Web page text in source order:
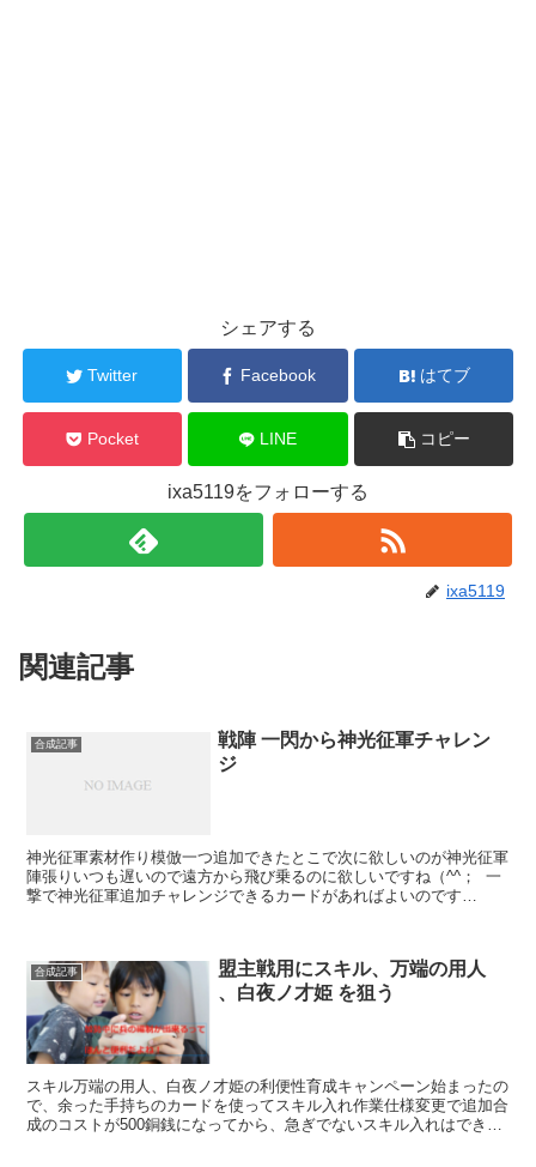
シェアする
Twitter Facebook はてブ
Pocket LINE コピー
ixa5119をフォローする
ixa5119
関連記事
合成記事
戦陣 一閃から神光征軍チャレン
ジ
神光征軍素材作り模倣一つ追加できたとこで次に欲しいのが神光征軍
陣張りいつも遅いので遠方から飛び乗るのに欲しいですね（^^； 一
撃で神光征軍追加チャレンジできるカードがあればよいのです
合成記事
盟主戦用にスキル、万端の用人
、白夜ノ才姫 を狙う
スキル万端の用人、白夜ノ才姫の利便性育成キャンペーン始まったの
で、余った手持ちのカードを使ってスキル入れ作業仕様変更で追加合
成のコストが500銅銭になってから、急ぎでないスキル入れはできる